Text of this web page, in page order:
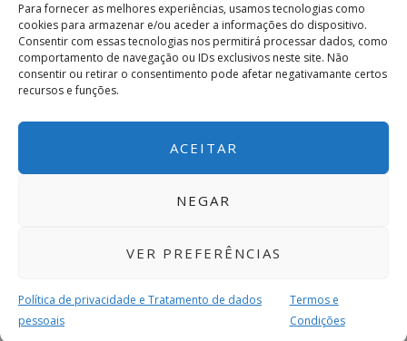
Para fornecer as melhores experiências, usamos tecnologias como
cookies para armazenar e/ou aceder a informações do dispositivo.
Consentir com essas tecnologias nos permitirá processar dados, como
comportamento de navegação ou IDs exclusivos neste site. Não
consentir ou retirar o consentimento pode afetar negativamante certos
recursos e funções.
ACEITAR
NEGAR
VER PREFERÊNCIAS
Política de privacidade e Tratamento de dados
pessoais
Termos e
Condições